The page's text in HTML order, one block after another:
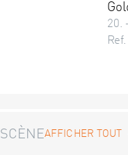
20.
SCÈNEAFFICHER TOUT